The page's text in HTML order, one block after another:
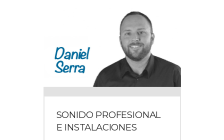
SONIDO PROFESIONAL
E INSTALACIONES